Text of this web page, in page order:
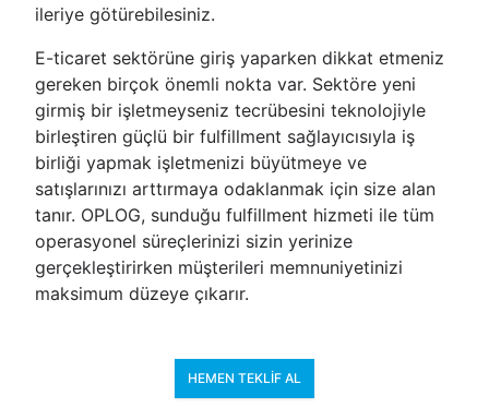
ileriye götürebilesiniz.
E-ticaret sektörüne giriş yaparken dikkat etmeniz
gereken birçok önemli nokta var. Sektöre yeni
girmiş bir işletmeyseniz tecrübesini teknolojiyle
birleştiren güçlü bir fulfillment sağlayıcısıyla iş
birliği yapmak işletmenizi büyütmeye ve
satışlarınızı arttırmaya odaklanmak için size alan
tanır. OPLOG, sunduğu fulfillment hizmeti ile tüm
operasyonel süreçlerinizi sizin yerinize
gerçekleştirirken müşterileri memnuniyetinizi
maksimum düzeye çıkarır.
HEMEN TEKLIF AL